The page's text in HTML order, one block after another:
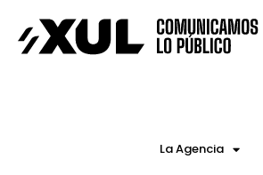
La Agencia